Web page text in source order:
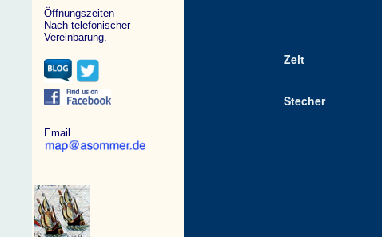
Öffnungszeiten
Nach telefonischer
Vereinbarung.
Email
Zeit
Stecher